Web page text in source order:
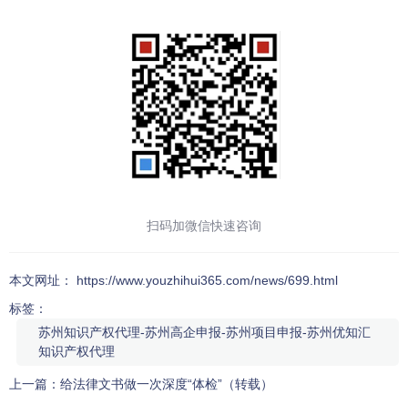
扫码加微信快速咨询
本文网址： https://www.youzhihui365.com/news/699.html
标签：
苏州知识产权代理-苏州高企申报-苏州项目申报-苏州优知汇
知识产权代理
上一篇： 给法律文书做一次深度“体检”（转载）